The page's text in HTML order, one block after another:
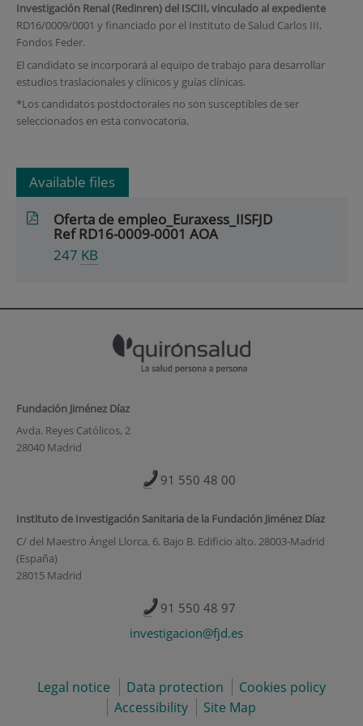
Investigación Renal (Redinren) del ISCIII, vinculado al expediente
RD16/0009/0001 y financiado por el Instituto de Salud Carlos III,
Fondos Feder.
El candidato se incorporará al equipo de trabajo para desarrollar
estudios traslacionales y clínicos y guías clínicas.
*Los candidatos postdoctorales no son susceptibles de ser
seleccionados en esta convocatoria.
Available files
Oferta de empleo_Euraxess_IISFJD
Ref RD16-0009-0001 AOA
247 KB
Fundación Jiménez Díaz
Avda. Reyes Católicos, 2
28040 Madrid
91 550 48 00
Instituto de Investigación Sanitaria de la Fundación Jiménez Díaz
C/ del Maestro Ángel Llorca, 6. Bajo B. Edificio alto. 28003-Madrid
(España)
28015 Madrid
91 550 48 97
investigacion@fjd.es
Legal notice Data protection
Cookies policy
Accessibility
Site Map